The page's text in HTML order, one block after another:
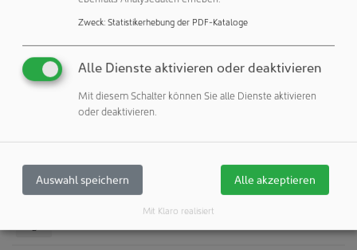
Telefax: +49 7723 4659
info@ganternorm.com
Internet:http://www.ganternorm.com
Unternehmensprofil
Kontakte
zeigen
Zweck: Statistikerhebung der PDF-Kataloge
Alle Dienste aktivieren oder deaktivieren
Mit diesem Schalter können Sie alle Dienste aktivieren
oder deaktivieren.
Auswahl speichern Alle akzeptieren
Mit Klaro realisiert